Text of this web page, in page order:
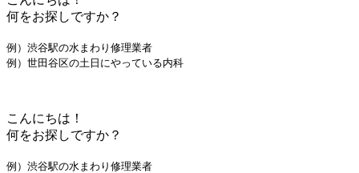
何をお探しですか？
例）渋谷駅の水まわり修理業者
例）世田谷区の土日にやっている内科
こんにちは！
何をお探しですか？
例）渋谷駅の水まわり修理業者